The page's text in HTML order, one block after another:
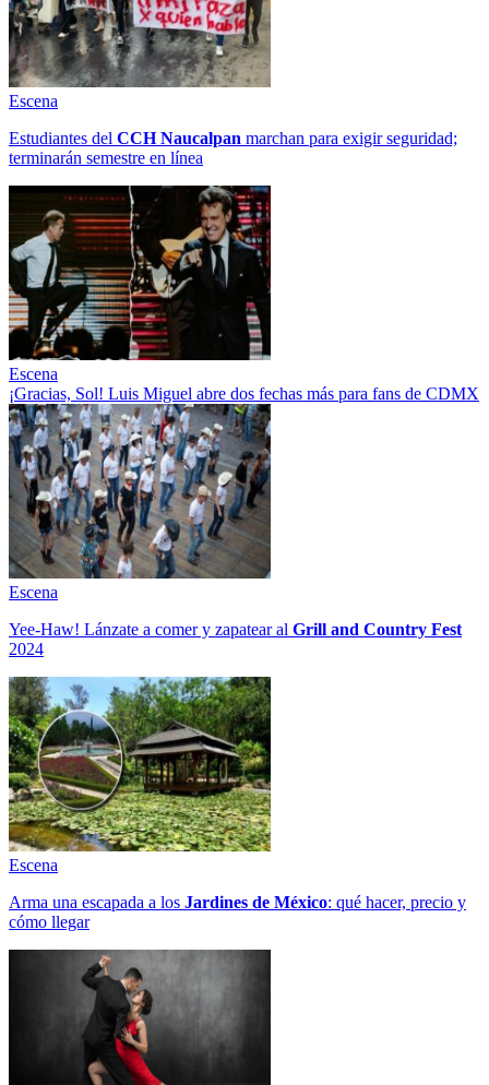
Escena
Estudiantes del CCH Naucalpan marchan para exigir seguridad;
terminarán semestre en línea
Escena
¡Gracias, Sol! Luis Miguel abre dos fechas más para fans de CDMX
Escena
Yee-Haw! Lánzate a comer y zapatear al Grill and Country Fest
2024
Escena
Arma una escapada a los Jardines de México: qué hacer, precio y
cómo llegar